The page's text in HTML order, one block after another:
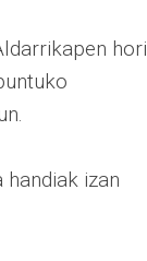
hori
izan